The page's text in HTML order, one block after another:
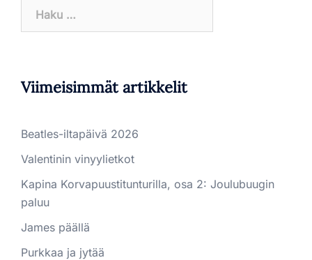
Viimeisimmät artikkelit
Beatles-iltapäivä 2026
Valentinin vinyylietkot
Kapina Korvapuustitunturilla, osa 2: Joulubuugin
paluu
James päällä
Purkkaa ja jytää